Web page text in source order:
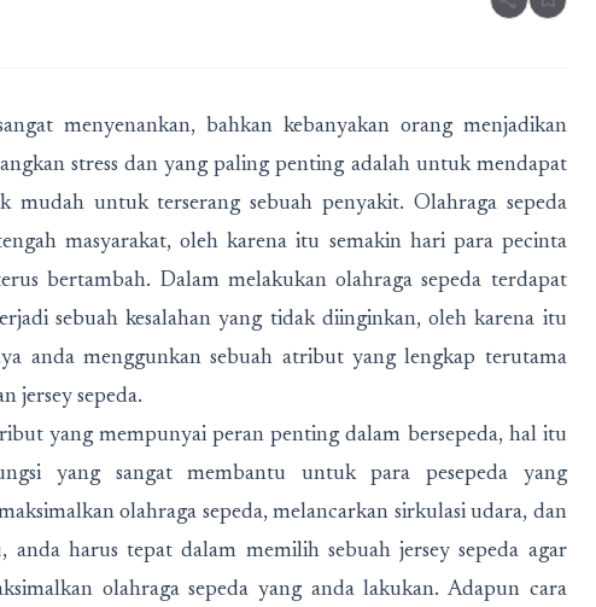
menyenankan, bahkan kebanyakan orang menjadikan
stress dan yang paling penting adalah untuk mendapat
mudah untuk terserang sebuah penyakit. Olahraga sepeda
masyarakat, oleh karena itu semakin hari para pecinta
bertambah. Dalam melakukan olahraga sepeda terdapat
sebuah kesalahan yang tidak diinginkan, oleh karena itu
anda menggunkan sebuah atribut yang lengkap terutama
jersey sepeda.
yang mempunyai peran penting dalam bersepeda, hal itu
yang sangat membantu untuk para pesepeda yang
olahraga sepeda, melancarkan sirkulasi udara, dan
harus tepat dalam memilih sebuah jersey sepeda agar
olahraga sepeda yang anda lakukan. Adapun cara